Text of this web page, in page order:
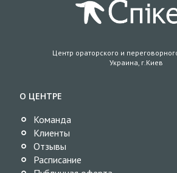
Центр ораторского и
Украина, г.Киев
О ЦЕНТРЕ
Команда
Клиенты
Отзывы
Расписание